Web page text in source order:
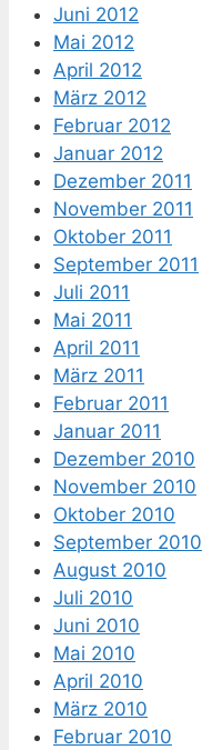
Juni 2012
Mai 2012
April 2012
März 2012
Februar 2012
Januar 2012
Dezember 2011
November 2011
Oktober 2011
September 2011
Juli 2011
Mai 2011
April 2011
März 2011
Februar 2011
Januar 2011
Dezember 2010
November 2010
Oktober 2010
September 2010
August 2010
Juli 2010
Juni 2010
Mai 2010
April 2010
März 2010
Februar 2010